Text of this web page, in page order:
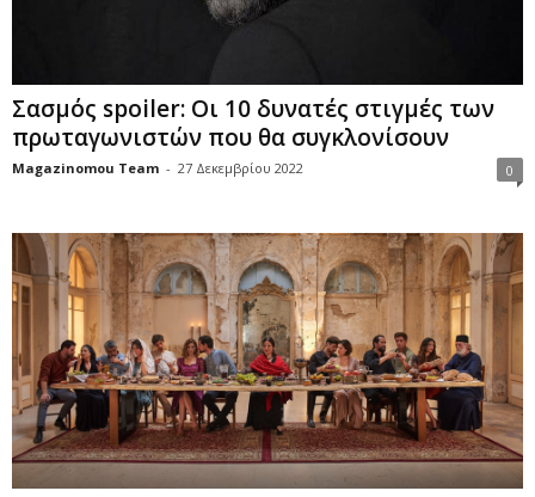
Σασμός spoiler: Οι 10 δυνατές στιγμές των
πρωταγωνιστών που θα συγκλονίσουν
Magazinomou Team - 27 Δεκεμβρίου 2022 0